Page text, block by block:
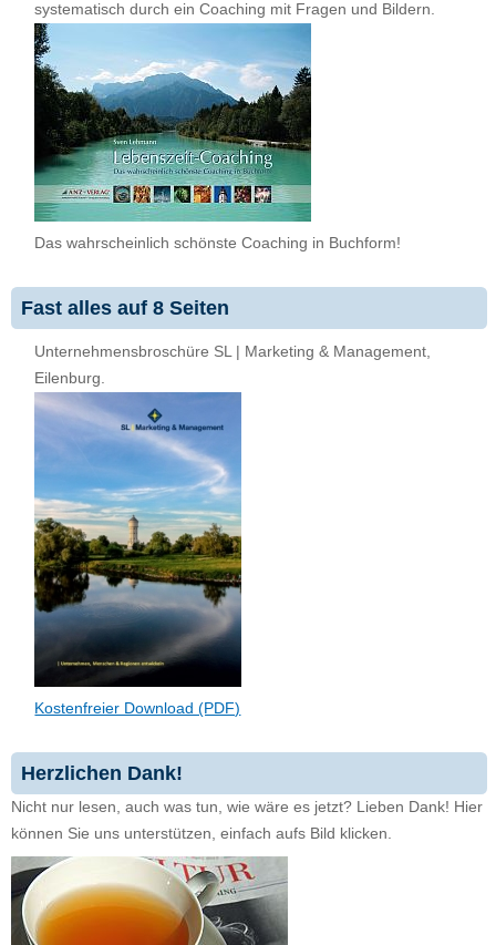
systematisch durch ein Coaching mit Fragen und Bildern.
Das wahrscheinlich schönste Coaching in Buchform!
Fast alles auf 8 Seiten
Unternehmensbroschüre SL | Marketing & Management,
Eilenburg.
Kostenfreier Download (PDF)
Herzlichen Dank!
Nicht nur lesen, auch was tun, wie wäre es jetzt? Lieben Dank! Hier
können Sie uns unterstützen, einfach aufs Bild klicken.